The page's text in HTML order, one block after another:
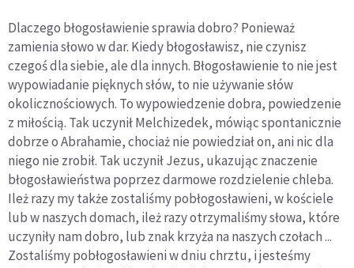
Dlaczego błogosławienie sprawia dobro? Ponieważ
zamienia słowo w dar. Kiedy błogosławisz, nie czynisz
czegoś dla siebie, ale dla innych. Błogosławienie to nie jest
wypowiadanie pięknych słów, to nie używanie słów
okolicznościowych. To wypowiedzenie dobra, powiedzenie
z miłością. Tak uczynił Melchizedek, mówiąc spontanicznie
dobrze o Abrahamie, chociaż nie powiedział on, ani nic dla
niego nie zrobił. Tak uczynił Jezus, ukazując znaczenie
błogosławieństwa poprzez darmowe rozdzielenie chleba.
Ileż razy my także zostaliśmy pobłogosławieni, w kościele
lub w naszych domach, ileż razy otrzymaliśmy słowa, które
uczyniły nam dobro, lub znak krzyża na naszych czołach ...
Zostaliśmy pobłogosławieni w dniu chrztu, i jesteśmy